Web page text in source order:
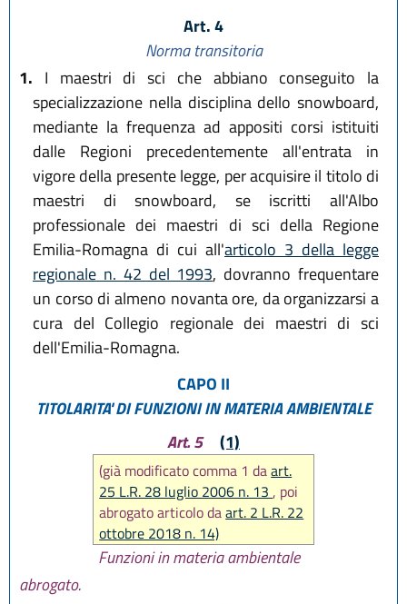
Art. 4
Norma transitoria
1. I maestri di sci che abbiano conseguito la
specializzazione nella disciplina dello snowboard,
mediante la frequenza ad appositi corsi istituiti
dalle Regioni precedentemente all'entrata in
vigore della presente legge, per acquisire il titolo di
maestri di snowboard, se iscritti all'Albo
professionale dei maestri di sci della Regione
Emilia-Romagna di cui all'articolo 3 della legge
regionale n. 42 del 1993, dovranno frequentare
un corso di almeno novanta ore, da organizzarsi a
cura del Collegio regionale dei maestri di sci
dell'Emilia-Romagna.
CAPO II
TITOLARITA' DI FUNZIONI IN MATERIA AMBIENTALE
Art. 5
(1)
(già modificato comma 1 daart.
25 L.R. 28 luglio 2006 n. 13, poi
abrogato articolo daart. 2 L.R. 22
ottobre 2018 n. 14)
Funzioni in materia ambientale
abrogato.